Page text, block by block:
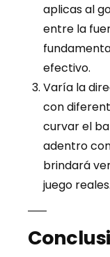
aplicas al
entre la
efectivo.
Varía la
con
curvar el
adentro
brindará
juego reales.